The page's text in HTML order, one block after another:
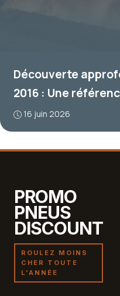
Découverte
2016 : Une
16 juin 2026
PROMO
PNEUS
DISCOUNT
ROULEZ MOINS
CHER TOUTE
L'ANNÉE